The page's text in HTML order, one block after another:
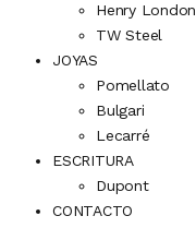
Henry London
TW Steel
JOYAS
Pomellato
Bulgari
Lecarré
ESCRITURA
Dupont
CONTACTO